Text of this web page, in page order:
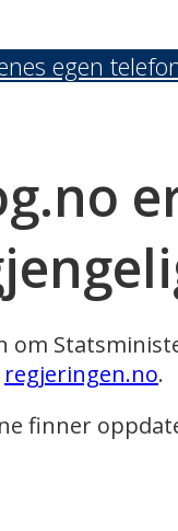
egen
om
regjeringen.no.
finner